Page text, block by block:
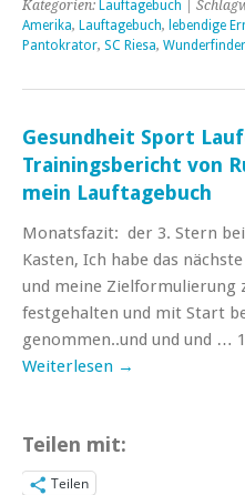
Kategorien: Lauftagebuch |
Amerika, Lauftagebuch, lebendige
Pantokrator, SC Riesa, Wunderfinder
Gesundheit Sport
Trainingsbericht von
mein Lauftagebuch
Monatsfazit: der 3. Stern
Kasten, Ich habe das
und meine Zielformulierung
festgehalten und mit Start
genommen..und und und …
Weiterlesen →
Teilen mit:
Teilen